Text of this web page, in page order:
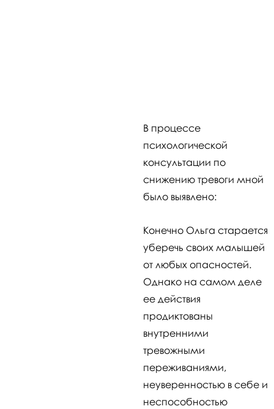
В процессе
психологической
консультации по
снижению тревоги мной
было выявлено:
Конечно Ольга старается
уберечь своих малышей
от любых опасностей.
Однако на самом деле
ее действия
продиктованы
внутренними
тревожными
переживаниями,
неуверенностью в себе и
неспособностью